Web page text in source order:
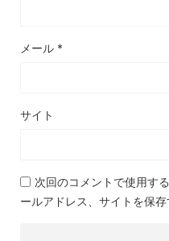
メール *
サイト
次回のコメントで使用す
ールアドレス、サイトを保存